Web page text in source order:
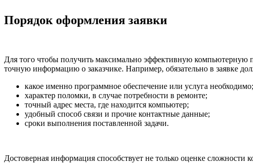
Порядок оформления заявки
Для того чтобы получить максимально эффективную компьютерную
точную информацию о заказчике. Например, обязательно в заявке
какое именно программное обеспечение или услуга необходимо;
характер поломки, в случае потребности в ремонте;
точный адрес места, где находится компьютер;
удобный способ связи и прочие контактные данные;
сроки выполнения поставленной задачи.
Достоверная информация способствует не только оценке